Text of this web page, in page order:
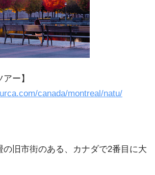
ー】
canada/montreal/natu/
の旧市街のある、カナダで2番目に大